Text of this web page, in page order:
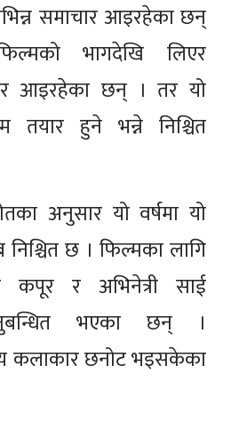
समाचार आइरहेका छन्
भागदेखि लिएर
आइरहेका छन् । तर यो
तयार हुने भन्ने निश्चित
अनुसार यो वर्षमा यो
छ । फिल्मका लागि
कपूर र अभिनेत्री साई
भएका छन् ।
कलाकार छनोट भइसकेका